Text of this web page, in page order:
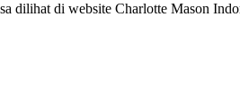
dilihat di website Charlotte Mason